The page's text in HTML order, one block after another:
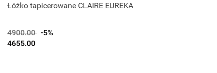
Łóżko tapicerowane CLAIRE EUREKA
4900.00 -5%
4655.00